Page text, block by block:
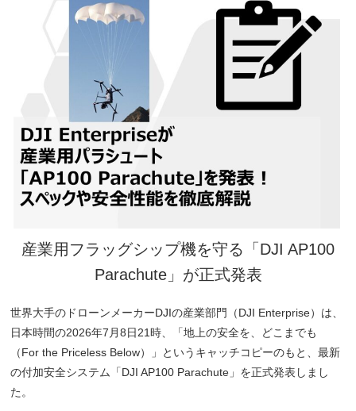
産業用フラッグシップ機を守る「DJI AP100
Parachute」が正式発表
世界大手のドローンメーカーDJIの産業部門（DJI Enterprise）は、
日本時間の2026年7月8日21時、「地上の安全を、どこまでも
（For the Priceless Below）」というキャッチコピーのもと、最新
の付加安全システム「DJI AP100 Parachute」を正式発表しまし
た。